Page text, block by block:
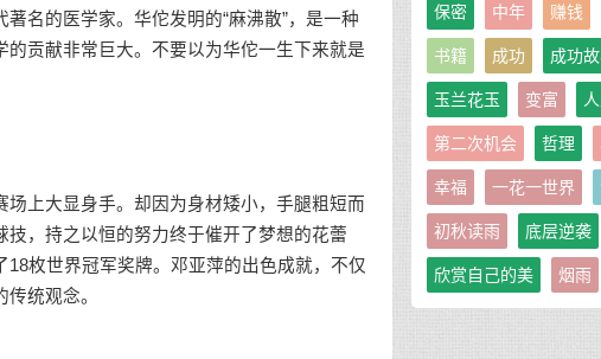
名的医学家。华佗发明的“麻沸散”，是一种
贡献非常巨大。不要以为华佗一生下来就是
上大显身手。却因为身材矮小，手腿粗短而
，持之以恒的努力终于催开了梦想的花蕾
枚世界冠军奖牌。邓亚萍的出色成就，不仅
统观念。
保密 中年 赚钱
书籍 成功 成功
玉兰花玉 变富
第二次机会 哲理
幸福 一花一世界
初秋读雨 底层逆袭
欣赏自己的美 烟雨